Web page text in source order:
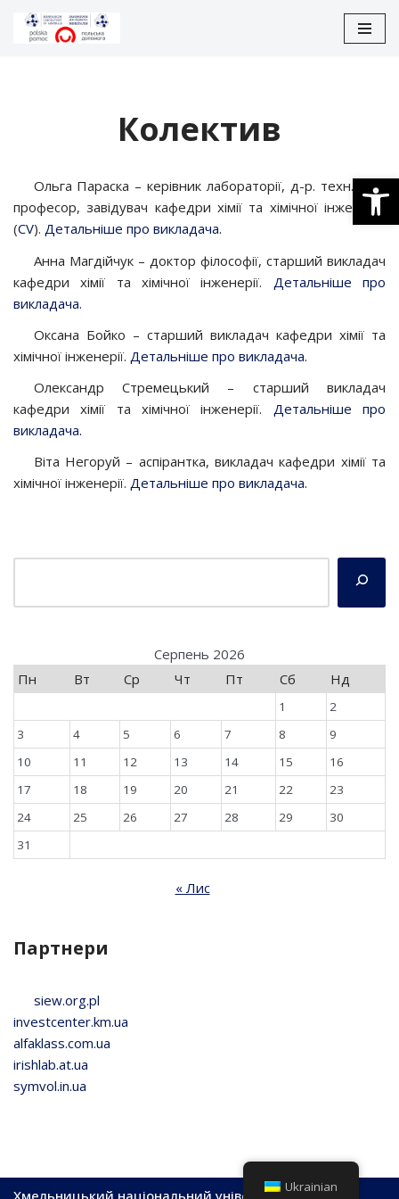
Перейти
Колектив
Ольга Параска – керівник лабораторії, д-р. техн.наук,
професор, завідувач кафедри хімії та хімічної інженерії.
(CV). Детальніше про викладача.
Анна Магдійчук – доктор філософії, старший викладач
кафедри хімії та хімічної інженерії. Детальніше про
викладача.
Оксана Бойко – старший викладач кафедри хімії та
хімічної інженерії. Детальніше про викладача.
Олександр Стремецький – старший викладач
кафедри хімії та хімічної інженерії. Детальніше про
викладача.
Віта Негоруй – аспірантка, викладач кафедри хімії та
хімічної інженерії. Детальніше про викладача.
Серпень 2026
Пн
Вт Ср Чт Пт Сб Нд
1
2
3
4 5 6 7 8
9
10
11 12 13 14 15
16
17
18 19 20 21 22
23
24
25 26 27 28 29
30
31
« Лис
Партнери
siew.org.pl
investcenter.km.ua
alfaklass.com.ua
irishlab.at.ua
symvol.in.ua
Хмельницький національний університет, 2026
Ukrainian